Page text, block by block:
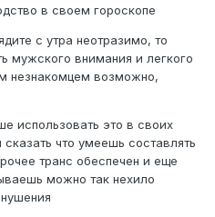
в своем гороскопе
с утра неотразимо, то
мужского внимания и легкого
незнакомцем возможно,
использовать это в своих
что умеешь составлять
транс обеспечен и еще
можно так нехило